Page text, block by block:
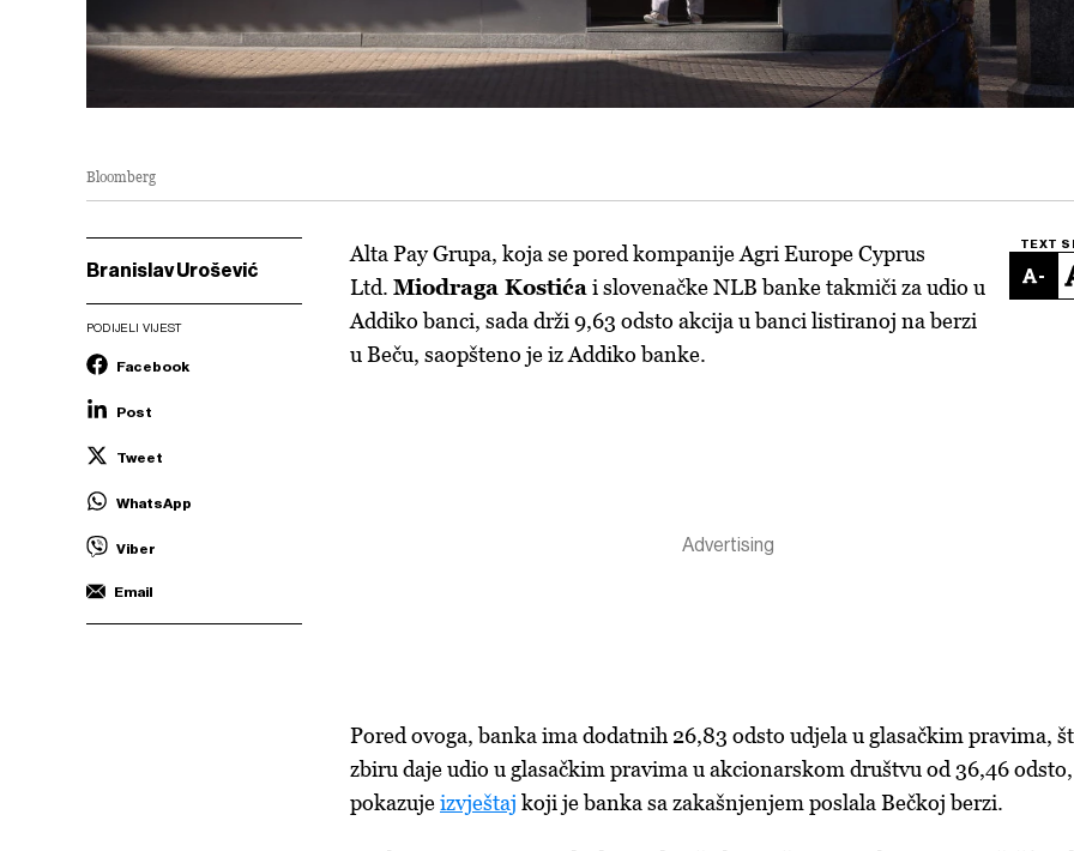
Bloomberg
Branislav Urošević
PODIJELI VIJEST
Facebook
Post
Tweet
WhatsApp
Viber
Email
TEXT
-
Alta Pay Grupa, koja se pored kompanije Agri Europe Cyprus
Ltd. Miodraga Kostića i slovenačke NLB banke takmiči za udio u
Addiko banci, sada drži 9,63 odsto akcija u banci listiranoj na berzi
u Beču, saopšteno je iz Addiko banke.
Pored ovoga, banka ima dodatnih 26,83 odsto udjela u glasačkim pravima,
zbiru daje udio u glasačkim pravima u akcionarskom društvu od 36,46 odsto,
pokazujeizvještaj koji je banka sa zakašnjenjem poslala Bečkoj berzi.